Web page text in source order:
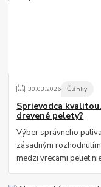
30.03.2026 Články
Sprievodca
drevené pelety?
Výber správneho
zásadným
medzi vrecami peliet